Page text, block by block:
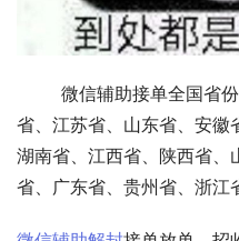
省、江苏省、山东省、安徽
湖南省、江西省、陕西省、
省、广东省、贵州省、浙江